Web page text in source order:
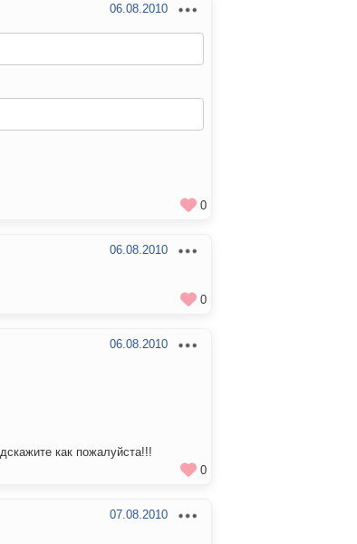
06.08.2010
0
06.08.2010
0
06.08.2010
как пожалуйста!!!
0
07.08.2010